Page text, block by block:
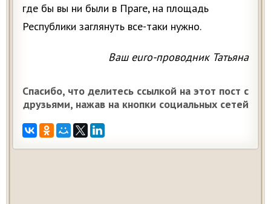
где бы вы ни были в Праге, на площадь
Республики заглянуть все-таки нужно.
Ваш euro-проводник Татьяна
Спасибо, что делитесь ссылкой на этот пост с
друзьями, нажав на кнопки социальных сетей